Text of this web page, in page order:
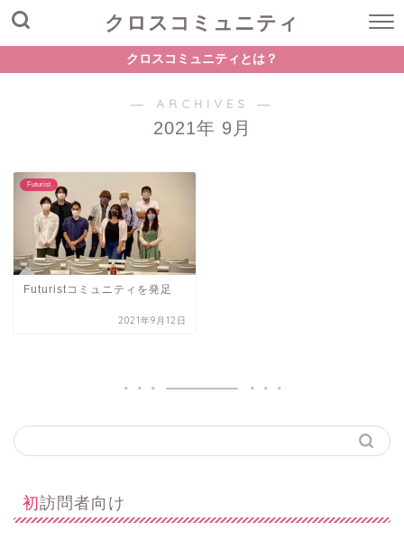
クロスコミュニティ
クロスコミュニティとは？
― ARCHIVES ―
2021年 9月
Futurist
Futuristコミュニティを発足
2021年9月12日
初訪問者向け